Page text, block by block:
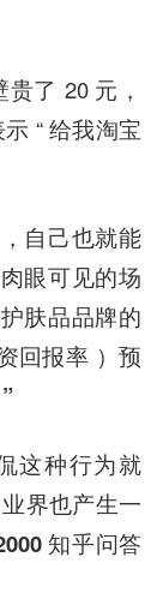
了 20 元，
“ 给我淘宝
自己也就能
眼可见的场
肤品品牌的
回报率 ）预
这种行为就
业界也产生一
知乎问答